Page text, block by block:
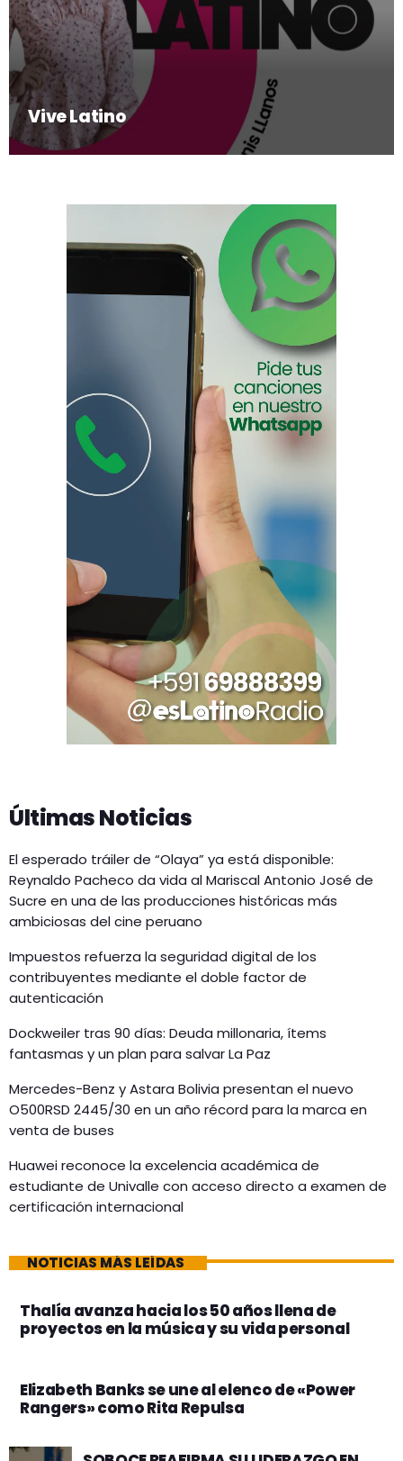
Vive Latino
Últimas Noticias
El esperado tráiler de “Olaya” ya está disponible:
Reynaldo Pacheco da vida al Mariscal Antonio José de
Sucre en una de las producciones históricas más
ambiciosas del cine peruano
Impuestos refuerza la seguridad digital de los
contribuyentes mediante el doble factor de
autenticación
Dockweiler tras 90 días: Deuda millonaria, ítems
fantasmas y un plan para salvar La Paz
Mercedes-Benz y Astara Bolivia presentan el nuevo
O500RSD 2445/30 en un año récord para la marca en
venta de buses
Huawei reconoce la excelencia académica de
estudiante de Univalle con acceso directo a examen de
certificación internacional
NOTICIAS MÁS LEÍDAS
Thalía avanza hacia los 50 años llena de
proyectos en la música y su vida personal
Elizabeth Banks se une al elenco de «Power
Rangers» como Rita Repulsa